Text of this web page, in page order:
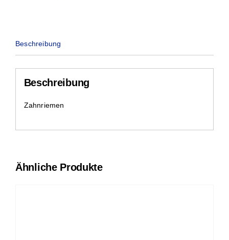
Beschreibung
Beschreibung
Zahnriemen
Ähnliche Produkte